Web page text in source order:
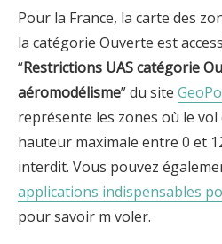
Pour la France, la carte des
la catégorie Ouverte est
“Restrictions UAS catégorie
aéromodélisme” du site
représente les zones où le
hauteur maximale entre 0 et
interdit. Vous pouvez
applications indispensables
pour savoir m voler.